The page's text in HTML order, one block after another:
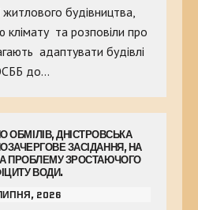
житлового будівництва,
клімату та розповіли про
адаптувати будівлі
до…
ОБМІЛІВ, ДНІСТРОВСЬКА
ЗАСІДАННЯ, НА
ПРОБЛЕМУ ЗРОСТАЮЧОГО
ВОДИ.
2026